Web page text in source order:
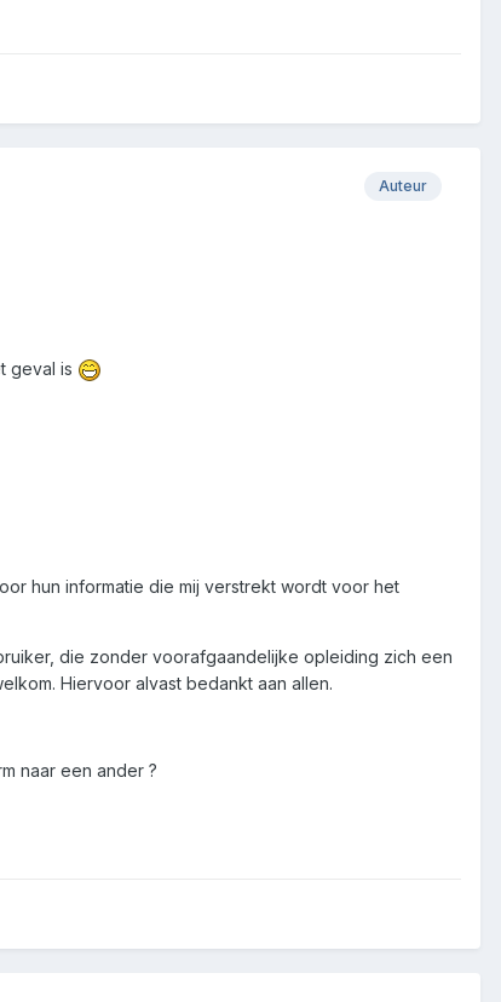
Auteur
geval is
hun informatie die mij verstrekt wordt voor het
die zonder voorafgaandelijke opleiding zich een
Hiervoor alvast bedankt aan allen.
naar een ander ?